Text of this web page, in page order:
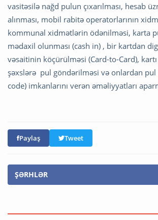
vasitəsilə nağd pulun çıxarılması, hesab
alınması, mobil rabitə operatorlarının
kommunal xidmətlərin ödənilməsi, karta
mədaxil olunması (cash in) , bir kartdan
vəsaitinin köçürülməsi (Card-to-Card),
şəxslərə pul göndərilməsi və onlardan pul
code) imkanlarını verən əməliyyatları
Paylaş Tweet
ŞƏRHLƏR